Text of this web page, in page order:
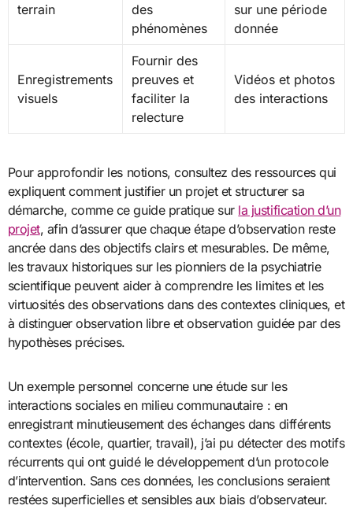
terrain
des
phénomènes
sur une période
donnée
Enregistrements
visuels
Fournir des
preuves et
faciliter la
relecture
Vidéos et photos
des interactions
Pour approfondir les notions, consultez des ressources qui
expliquent comment justifier un projet et structurer sa
démarche, comme ce guide pratique sur la justification d’un
projet, afin d’assurer que chaque étape d’observation reste
ancrée dans des objectifs clairs et mesurables. De même,
les travaux historiques sur les pionniers de la psychiatrie
scientifique peuvent aider à comprendre les limites et les
virtuosités des observations dans des contextes cliniques, et
à distinguer observation libre et observation guidée par des
hypothèses précises.
Un exemple personnel concerne une étude sur les
interactions sociales en milieu communautaire : en
enregistrant minutieusement des échanges dans différents
contextes (école, quartier, travail), j’ai pu détecter des motifs
récurrents qui ont guidé le développement d’un protocole
d’intervention. Sans ces données, les conclusions seraient
restées superficielles et sensibles aux biais d’observateur.